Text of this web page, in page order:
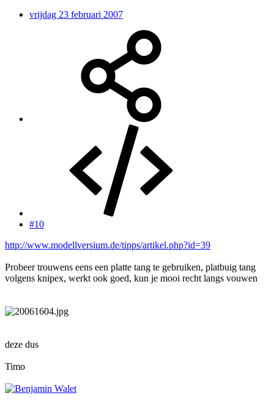
vrijdag 23 februari 2007
#10
http://www.modellversium.de/tipps/artikel.php?id=39
Probeer trouwens eens een platte tang te gebruiken, platbuig tang
volgens knipex, werkt ook goed, kun je mooi recht langs vouwen
deze dus
Timo